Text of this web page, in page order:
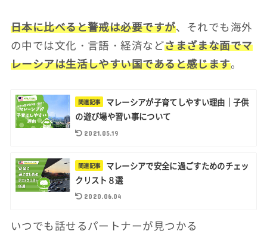
日本に比べると警戒は必要ですが、それでも海外
の中では文化・言語・経済などさまざまな面でマ
レーシアは生活しやすい国であると感じます。
マレーシアが子育てしやすい理由｜子供
の遊び場や習い事について
2021.05.19
マレーシアで安全に過ごすためのチェッ
クリスト８選
2020.06.04
いつでも話せるパートナーが見つかる